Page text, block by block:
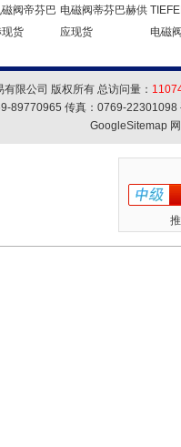
磁阀帝芬巴
货
电磁阀蒂芬巴赫供
应现货
电磁
限公司 版权所有 总访问量：
89770965 传真：0769-
GoogleSitemap网